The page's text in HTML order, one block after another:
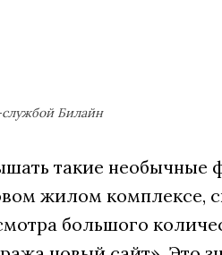
Билайн
такие необычные
жилом комплексе,
большого